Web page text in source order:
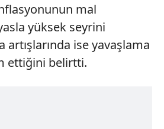
ve sizlere yönelik
yapılması, amaçlarıyla
dahilinde kullanılacaktır.
aşağıda yer alan panel
mal
yüksek seyrini
ise yavaşlama
ettiğini belirtti.